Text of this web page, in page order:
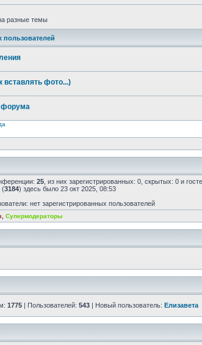
разные темы
вставлять фото...)
форума
25 , из них зарегистрированных: 0, скрытых: 0 и
(3184) здесь было 23 окт 2025, 08:53
нет зарегистрированных пользователей
Супермодераторы
1775 | Пользователей: 543 | Новый пользователь: Елизавета